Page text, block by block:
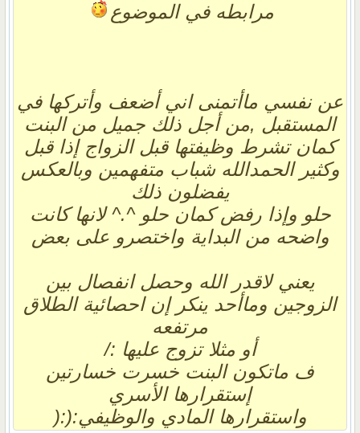
مرابطه في الموضوع
عن نفسي ماأتمنى اني أضعف وأتركها في
المستقبل ,من أجل ذلك جميل من البنت
كمان تشرط وظيفتها قبل الزواج إذا قبل
وكثير الحمدالله شباب متفهمين وبالعكس
يفضلون ذلك
حلو وإذا رفض كمان حلو ^.^ لانها كانت
واضحه من البداية واختصرو على بعض
يعني لاقدر الله وحصل انفصال بين
الزوجين وماأحد ينكر إن احصائية الطلاق
مرتفعه
أو مثلا تزوج عليها :/
ف ماتكون البنت خسرت خسارتين
إستقرارها الأسري
واستقرارها المادي والوظيفي:(:(